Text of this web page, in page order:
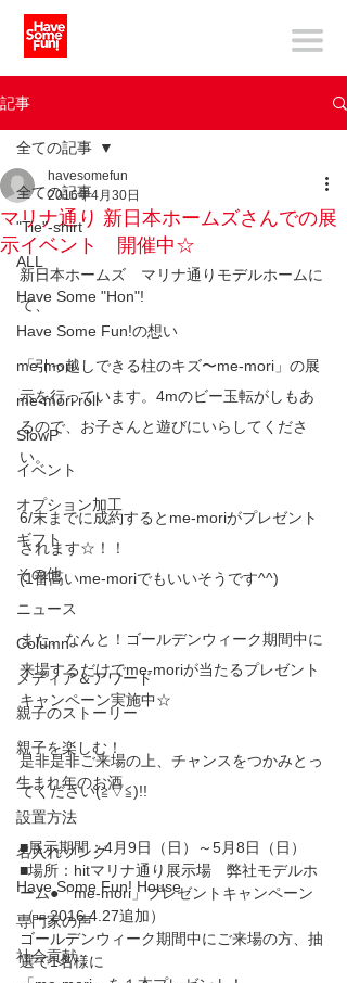
記事
全ての記事
"Tie"-shirt
ALL
Have Some "Hon"!
Have Some Fun!の想い
me-mori
me-mori roll
SlowP
イベント
オプション加工
ギフト
その他
ニュース
Column
メディア＆アワード
親子のストーリー
親子を楽しむ！
生まれ年のお酒
設置方法
名入れソング
Have Some Fun! House
専門家の声
社会貢献
全ての記事
マリナ通り 新日本ホームズさんでの展
示イベント 開催中☆
havesomefun
2016年4月30日
新日本ホームズ　マリナ通りモデルホームに
て、
「引っ越しできる柱のキズ〜me-mori」の展
示を行っています。4mのビー玉転がしもあ
るので、お子さんと遊びにいらしてくださ
い。
6/末までに成約するとme-moriがプレゼント
されます☆！！
(1番高いme-moriでもいいそうです^^)
また、なんと！ゴールデンウィーク期間中に
来場するだけでme-moriが当たるプレゼント
キャンペーン実施中☆
是非是非ご来場の上、チャンスをつかみとっ
てください(≧▽≦)!!
■展示期間：4月9日（日）～5月8日（日）
■場所：hitマリナ通り展示場　弊社モデルホ
ーム●「me-mori」プレゼントキャンペーン
（←2016.4.27追加）
ゴールデンウィーク期間中にご来場の方、抽
選で1名様に